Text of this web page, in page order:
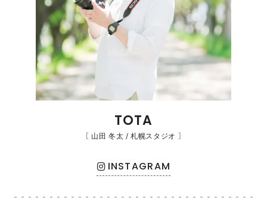
TOTA
［ 山田 冬太 / 札幌スタジオ ］
INSTAGRAM